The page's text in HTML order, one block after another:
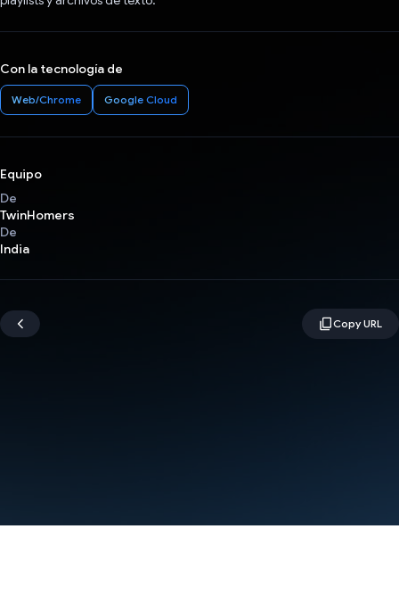
Con la tecnología de
Web/Chrome Google Cloud
Equipo
De
TwinHomers
De
India